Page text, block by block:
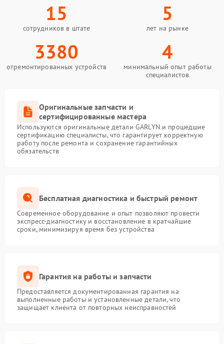
15
сотрудников в штате
5
лет на рынке
3380
отремонтированных устройств
4
минимальный опыт работы
специалистов
Оригинальные запчасти и
сертифицированные мастера
Используются оригинальные детали GARLYN и прошедшие
сертификацию специалисты, что гарантирует корректную
работу после ремонта и сохранение гарантийных
обязательств
Бесплатная диагностика и быстрый ремонт
Современное оборудование и опыт позволяют провести
экспресс-диагностику и восстановление в кратчайшие
сроки, минимизируя время без устройства
Гарантия на работы и запчасти
Предоставляется документированная гарантия на
выполненные работы и установленные детали, что
защищает клиента от повторных неисправностей